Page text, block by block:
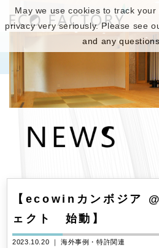
【ecowinカンボジア
ェクト 始動】
2023.10.20 ｜海外事例・特許関連
May we use cookies to track
privacy very seriously. Please see
and any